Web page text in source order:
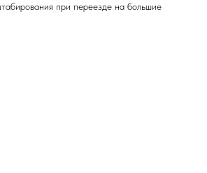
при переезде на большие